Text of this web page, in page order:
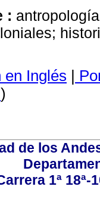
:
en Inglés |
)
de los
1ª